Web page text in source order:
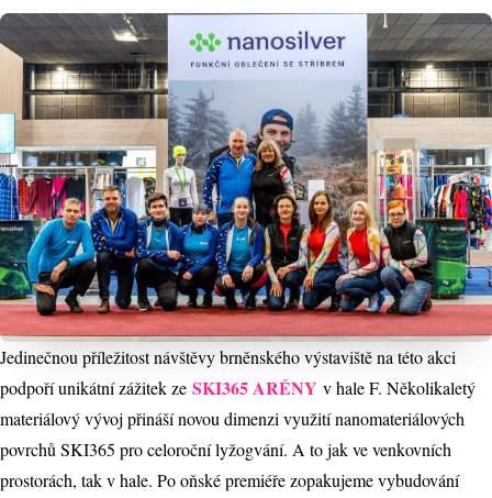
Jedinečnou příležitost návštěvy brněnského výstaviště na této akci
podpoří unikátní zážitek ze SKI365 ARÉNY v hale F. Několikaletý
materiálový vývoj přináší novou dimenzi využití nanomateriálových
povrchů SKI365 pro celoroční lyžogvání. A to jak ve venkovních
prostorách, tak v hale. Po oňské premiéře zopakujeme vybudování